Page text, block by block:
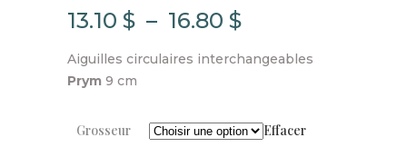
13.10 $ – 16.80 $Plage
de
à
Aiguilles circulaires interchangeables
Prym 9 cm
Grosseur Effacer